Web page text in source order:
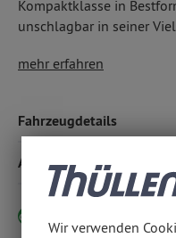
Kompaktklasse in
unschlagbar in seiner
hochmodernen
Fußgänger-/
Farbtouchscreen
LED-Scheinwerfern
elektrischer
Ausstattungsvarianten,
mehr erfahren
Fahrzeugdetails
Ausstattung
Wir verwenden